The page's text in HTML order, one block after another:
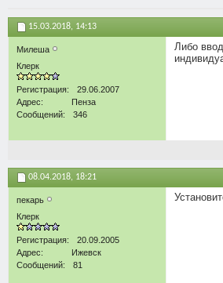
15.03.2018, 14:13
Милеша
Клерк
Регистрация
29.06.2007
Адрес
Пенза
Сообщений
346
Либо
08.04.2018, 18:21
пекарь
Клерк
Регистрация
20.09.2005
Адрес
Ижевск
Сообщений
81